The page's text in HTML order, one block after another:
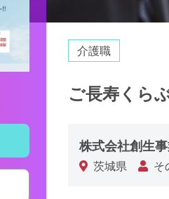
介護職
ご長寿くら
株式会社創生
茨城県 そ